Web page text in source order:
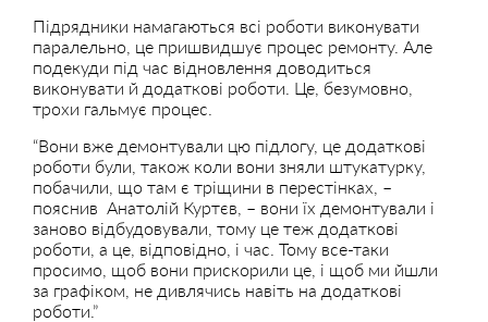
Підрядники намагаються всі роботи виконувати
паралельно, це пришвидшує процес ремонту. Але
подекуди під час відновлення доводиться
виконувати й додаткові роботи. Це, безумовно,
трохи гальмує процес.
“Вони вже демонтували цю підлогу, це додаткові
роботи були, також коли вони зняли штукатурку,
побачили, що там є тріщини в перестінках, –
пояснив Анатолій Куртєв, – вони їх демонтували і
заново відбудовували, тому це теж додаткові
роботи, а це, відповідно, і час. Тому все-таки
просимо, щоб вони прискорили це, і щоб ми йшли
за графіком, не дивлячись навіть на додаткові
роботи.”